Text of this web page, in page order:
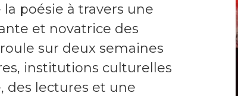
poésie à travers une
et novatrice des
sur deux semaines
institutions culturelles
des lectures et une